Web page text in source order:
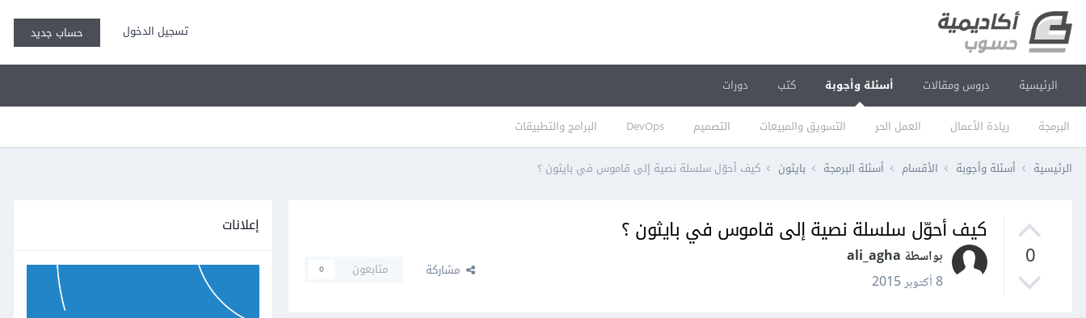
تسجيل الدخول حساب جديد
الرئيسية دروس ومقالات أسئلة وأجوبة
البرمجة ريادة الأعمال العمل الحر التسويق والمبيعات التصميم DevOps البرامج والتطبيقات
كتب دورات
الرئيسية أسئلة وأجوبة الأقسام أسئلة البرمجة بايثون كيف أحوّل سلسلة نصية إلى قاموس في بايثون ؟
0
كيف أحوّل سلسلة نصية إلى قاموس في بايثون ؟
بواسطة ali_agha
8 أكتوبر 2015
مشاركة متابعون 0
إعلانات